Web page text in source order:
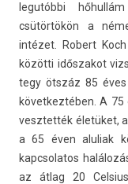
legutóbbi
csütörtökön a
intézet. Robert
közötti idős­zakot
tegy ötszáz 85
követ­keztéb­en. A
vesztet­ték életüket,
a 65 éven al­uliak
kapcsolatos
az átlag 20